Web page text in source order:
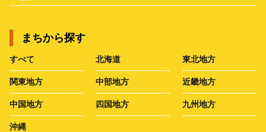
まちから探す
すべて 北海道 東北地方
関東地方 中部地方 近畿地方
中国地方 四国地方 九州地方
沖縄